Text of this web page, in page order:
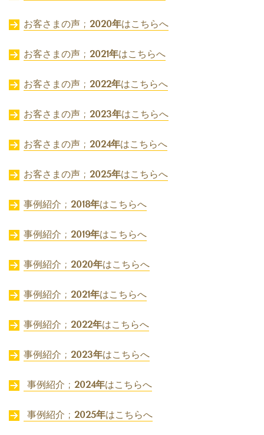
お客さまの声 ; 2020年はこちらへ
お客さまの声 ; 2021年はこちらへ
お客さまの声 ; 2022年はこちらへ
お客さまの声 ; 2023年はこちらへ
お客さまの声 ; 2024年はこちらへ
お客さまの声 ; 2025年はこちらへ
事例紹介 ; 2018年はこちらへ
事例紹介 ; 2019年はこちらへ
事例紹介 ; 2020年はこちらへ
事例紹介 ; 2021年はこちらへ
事例紹介 ; 2022年はこちらへ
事例紹介 ; 2023年はこちらへ
事例紹介 ; 2024年はこちらへ
事例紹介 ; 2025年はこちらへ